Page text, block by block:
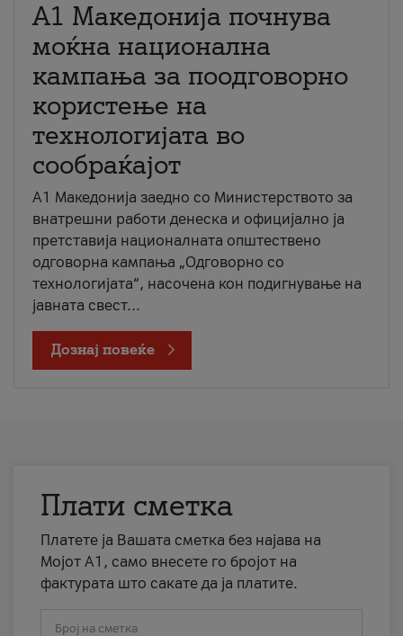
A1 Македонија почнува
моќна национална
кампања за поодговорно
користење на
технологијата во
сообраќајот
A1 Македонија заедно со Министерството за
внатрешни работи денеска и официјално ја
претставија националната општествено
одговорна кампања „Одговорно со
технологијата“, насочена кон подигнување на
јавната свест...
Дознај повеќе
Плати сметка
Платете ја Вашата сметка без најава на
Мојот А1, само внесете го бројот на
фактурата што сакате да ја платите.
Број на сметка